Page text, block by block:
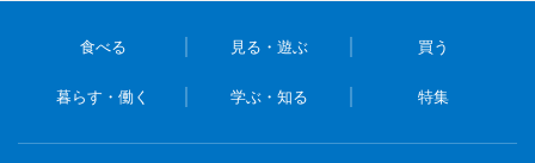
食べる 見る・遊ぶ 買う
暮らす・働く 学ぶ・知る 特集